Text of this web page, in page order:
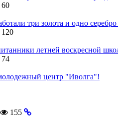
60
три золота и одно
120
летней воскресной
74
центр "Иволга"!
155